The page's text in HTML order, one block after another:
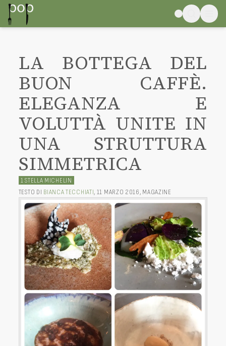
LA BOTTEGA DEL
BUON CAFFÈ.
ELEGANZA E
VOLUTTÀ UNITE IN
UNA STRUTTURA
SIMMETRICA
1 STELLA MICHELIN
TESTO DI BIANCA TECCHIATI, 11 MARZO 2016, MAGAZINE